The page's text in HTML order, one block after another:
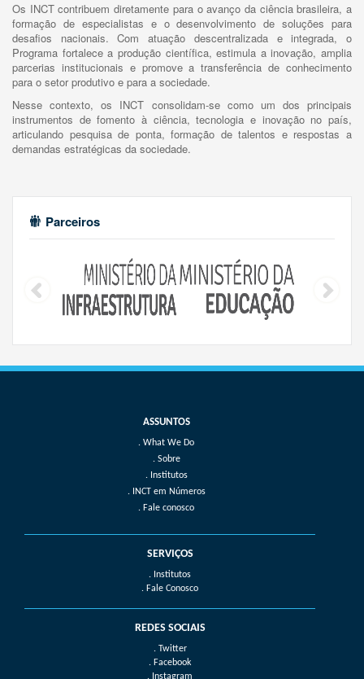
Os INCT contribuem diretamente para o avanço da ciência brasileira, a
formação de especialistas e o desenvolvimento de soluções para
desafios nacionais. Com atuação descentralizada e integrada, o
Programa fortalece a produção científica, estimula a inovação, amplia
parcerias institucionais e promove a transferência de conhecimento
para o setor produtivo e para a sociedade.
Nesse contexto, os INCT consolidam-se como um dos principais
instrumentos de fomento à ciência, tecnologia e inovação no país,
articulando pesquisa de ponta, formação de talentos e respostas a
demandas estratégicas da sociedade.
Parceiros
What We Do
Sobre
Institutos
INCT em Números
Fale conosco
SERVIÇOS
. Institutos
. Fale Conosco
REDES SOCIAIS
. Twitter
. Facebook
. Instagram